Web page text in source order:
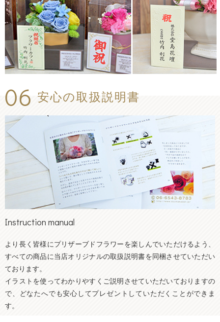
06 安心の取扱説明書
Instruction manual
より長く皆様にプリザーブドフラワーを楽しんでいただけるよう、
すべての商品に当店オリジナルの取扱説明書を同梱させていただい
ております。
イラストを使ってわかりやすくご説明させていただいておりますの
で、どなたへでも安心してプレゼントしていただくことができま
す。